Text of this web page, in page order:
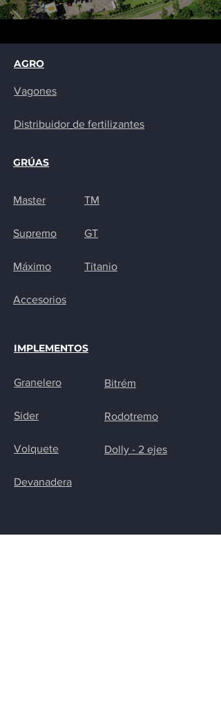
AGRO
Vagones
Distribuidor de fertilizantes
GRÚAS
Master
Supremo
Máximo
Accesorios
TM
GT
Titanio
IMPLEMENTOS
Granelero
Sider
Volquete
Devanadera
Bitrém
Rodotremo
Dolly - 2 ejes